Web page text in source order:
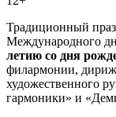
Традиционный
Международного
летию со дня
филармонии,
художественного
гармоники» и